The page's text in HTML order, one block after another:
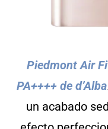
Piedmont Air
PA++++ de d’Alba
un acabado